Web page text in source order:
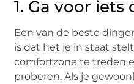
1. Ga voor
Een van de beste
is dat het je in staat
comfortzone te treden
proberen. Als je